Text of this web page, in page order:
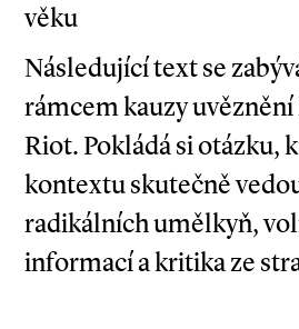
věku
Následující text se
rámcem kauzy
Riot. Pokládá si otázku,
kontextu skutečně
radikálních umělkyň,
informací a kritika ze